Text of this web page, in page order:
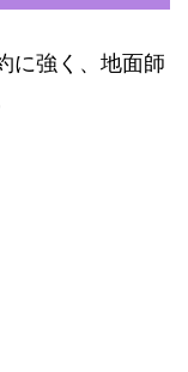
に強く、地面師